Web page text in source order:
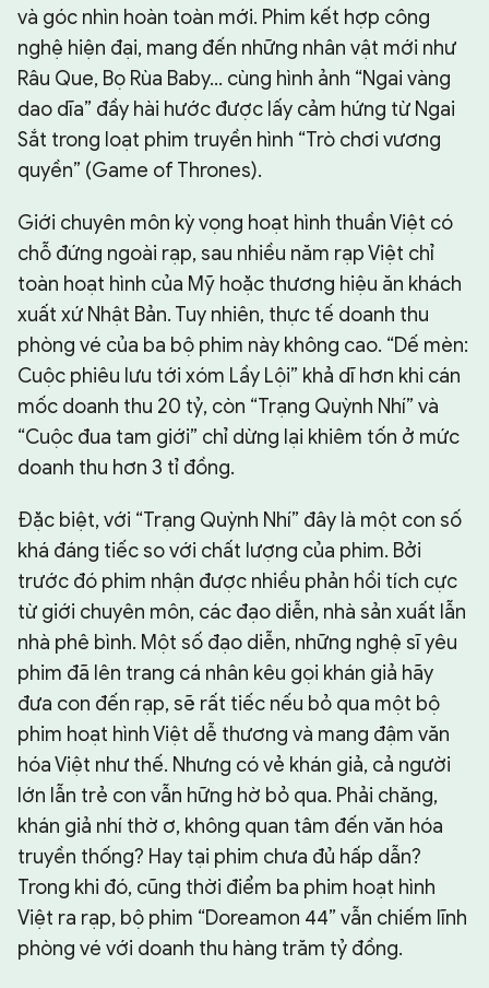
và góc nhìn hoàn toàn mới. Phim kết hợp công
nghệ hiện đại, mang đến những nhân vật mới như
Râu Que, Bọ Rùa Baby… cùng hình ảnh “Ngai vàng
dao dĩa” đầy hài hước được lấy cảm hứng từ Ngai
Sắt trong loạt phim truyền hình “Trò chơi vương
quyền” (Game of Thrones).
Giới chuyên môn kỳ vọng hoạt hình thuần Việt có
chỗ đứng ngoài rạp, sau nhiều năm rạp Việt chỉ
toàn hoạt hình của Mỹ hoặc thương hiệu ăn khách
xuất xứ Nhật Bản. Tuy nhiên, thực tế doanh thu
phòng vé của ba bộ phim này không cao. “Dế mèn:
Cuộc phiêu lưu tới xóm Lầy Lội” khả dĩ hơn khi cán
mốc doanh thu 20 tỷ, còn “Trạng Quỳnh Nhí” và
“Cuộc đua tam giới” chỉ dừng lại khiêm tốn ở mức
doanh thu hơn 3 tỉ đồng.
Đặc biệt, với “Trạng Quỳnh Nhí” đây là một con số
khá đáng tiếc so với chất lượng của phim. Bởi
trước đó phim nhận được nhiều phản hồi tích cực
từ giới chuyên môn, các đạo diễn, nhà sản xuất lẫn
nhà phê bình. Một số đạo diễn, những nghệ sĩ yêu
phim đã lên trang cá nhân kêu gọi khán giả hãy
đưa con đến rạp, sẽ rất tiếc nếu bỏ qua một bộ
phim hoạt hình Việt dễ thương và mang đậm văn
hóa Việt như thế. Nhưng có vẻ khán giả, cả người
lớn lẫn trẻ con vẫn hững hờ bỏ qua. Phải chăng,
khán giả nhí thờ ơ, không quan tâm đến văn hóa
truyền thống? Hay tại phim chưa đủ hấp dẫn?
Trong khi đó, cũng thời điểm ba phim hoạt hình
Việt ra rạp, bộ phim “Doreamon 44” vẫn chiếm lĩnh
phòng vé với doanh thu hàng trăm tỷ đồng.